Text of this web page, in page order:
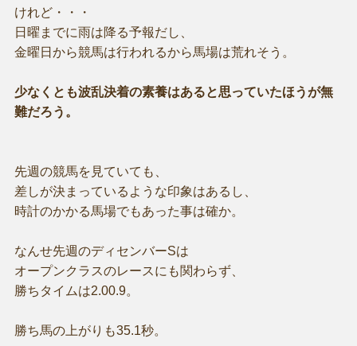
けれど・・・
日曜までに雨は降る予報だし、
金曜日から競馬は行われるから馬場は荒れそう。
少なくとも波乱決着の素養はあると思っていたほうが無
難だろう。
先週の競馬を見ていても、
差しが決まっているような印象はあるし、
時計のかかる馬場でもあった事は確か。
なんせ先週のディセンバーSは
オープンクラスのレースにも関わらず、
勝ちタイムは2.00.9。
勝ち馬の上がりも35.1秒。